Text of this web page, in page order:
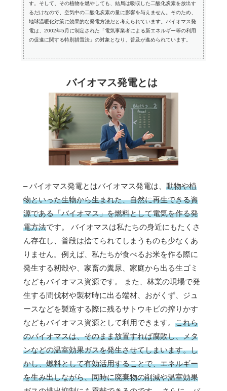
す。そして、その植物を燃やしても、結局は吸収した二酸化炭素を放出す
るだけなので、空気中の二酸化炭素の量に影響を与えません。そのため、
地球温暖化対策に効果的な発電方法だと考えられています。バイオマス発
電は、2002年5月に制定された「電気事業者による新エネルギー等の利用
の促進に関する特別措置法」の対象となり、普及が進められています。
バイオマス発電とは
– バイオマス発電とはバイオマス発電は、 動物や植
物といった生物から生まれた、自然に再生できる資
源である「バイオマス」を燃料として電気を作る発
電方法です。 バイオマスは私たちの身近にもたくさ
ん存在し、普段は捨てられてしまうものも少なくあ
りません。例えば、私たちが食べるお米を作る際に
発生する籾殻や、家畜の糞尿、家庭から出る生ゴミ
などもバイオマス資源です。 また、林業の現場で発
生する間伐材や製材時に出る端材、おがくず、ジュ
ースなどを製造する際に残るサトウキビの搾りかす
などもバイオマス資源として利用できます。 これら
のバイオマスは、そのまま放置すれば腐敗し、メタ
ンなどの温室効果ガスを発生させてしまいます。し
かし、燃料として有効活用することで、エネルギー
を生み出しながら、同時に廃棄物の削減や温室効果